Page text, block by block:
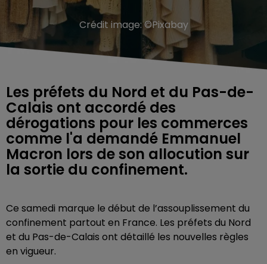
Crédit image:©Pixabay
Les préfets du Nord et du Pas-de-
Calais ont accordé des
dérogations pour les commerces
comme l'a demandé Emmanuel
Macron lors de son allocution sur
la sortie du confinement.
Ce samedi marque le début de l’assouplissement du
confinement partout en France. Les préfets du Nord
et du Pas-de-Calais ont détaillé les nouvelles règles
en vigueur.